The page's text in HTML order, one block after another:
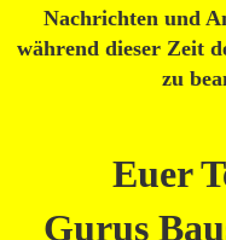
Nachrichten und
während dieser Zeit
zu
Euer
Gurus
An
Katharinenstraße 57
46537 Dinslaken